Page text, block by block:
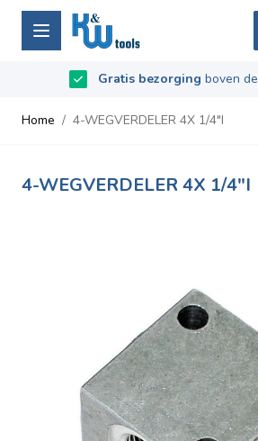
Ga naar de inhoud
Gratis bezorging boven
Beoordeeld met9.5/10- Gebaseerd
Home / 4-WEGVERDELER 4X 1/4"I
4-WEGVERDELER 4X 1/4"I